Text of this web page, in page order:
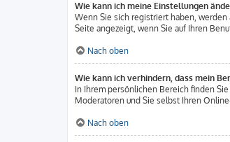
Wie kann ich meine Einstellungen
Wenn Sie sich registriert haben, werden
Seite angezeigt, wenn Sie auf Ihren
Nach oben
Wie kann ich verhindern, dass mein
In Ihrem persönlichen Bereich finden
Moderatoren und Sie selbst Ihren
Nach oben